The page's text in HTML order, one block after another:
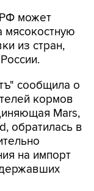
может
мясокостную
из стран,
сообщила о
кормов
Mars,
обратилась в
на импорт